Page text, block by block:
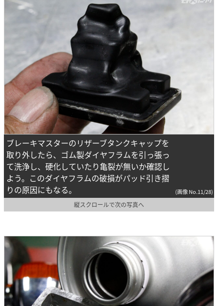
ブレーキマスターのリザーブタンクキャップを
取り外したら、ゴム製ダイヤフラムを引っ張っ
て洗浄し、硬化していたり亀裂が無いか確認し
よう。このダイヤフラムの破損がパッド引き摺
りの原因にもなる。
(画像 No.11/28)
縦スクロールで次の写真へ